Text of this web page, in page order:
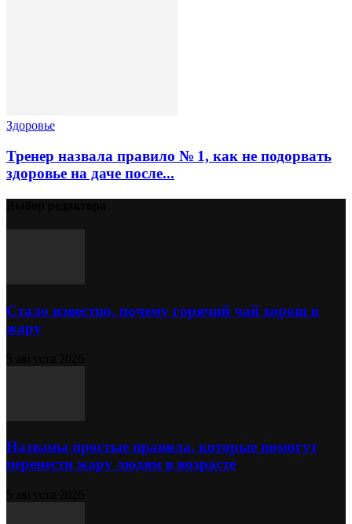
Здоровье
Тренер назвала правило № 1, как не подорвать
здоровье на даче после...
Стало известно, почему горячий чай хорош в
жару
Названы простые правила, которые помогут
перенести жару людям в возрасте